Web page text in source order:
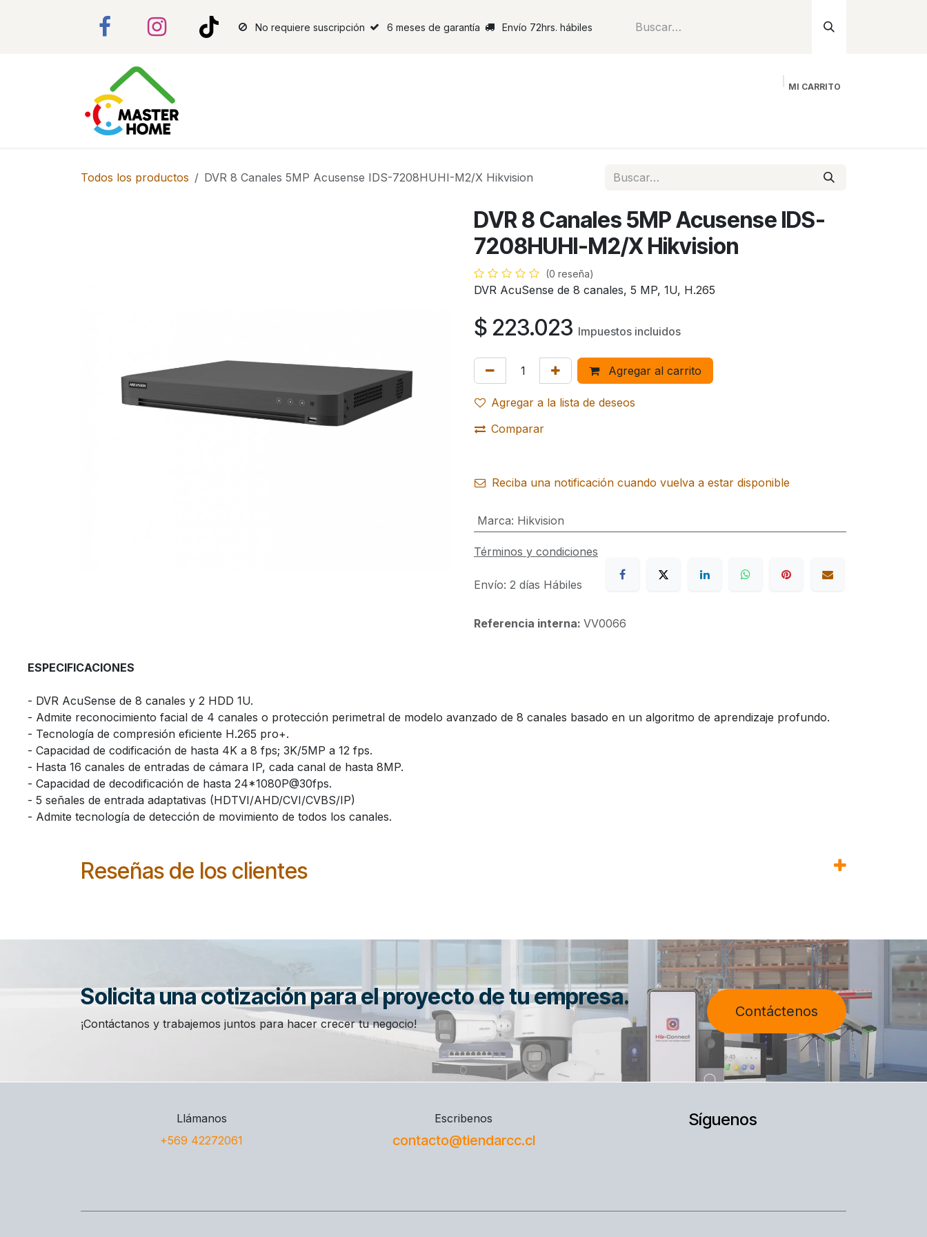
No requiere suscripción 6 meses de garantía Envío 72hrs. hábiles
MI CARRITO
Todos los productos DVR 8 Canales 5MP Acusense IDS-7208HUHI-M2/X Hikvision
DVR 8 Canales 5MP Acusense IDS-
7208HUHI-M2/X Hikvision
(0 reseña)
DVR AcuSense de 8 canales, 5 MP, 1U, H.265
$ 223.023 Impuestos incluidos
Agregar al carrito
Agregar a la lista de deseos
Comparar
Reciba una notificación cuando vuelva a estar disponible
Marca: Hikvision
Términos y condiciones
Envío: 2 días Hábiles
Referencia interna: VV0066
​ESPECIFICACIONES
​- DVR AcuSense de 8 canales y 2 HDD 1U.
​- Admite reconocimiento facial de 4 canales o protección perimetral de modelo avanzado de 8 canales basado en un algoritmo de aprendizaje profundo.
​- Tecnología de compresión eficiente H.265 pro+.
​- Capacidad de codificación de hasta 4K a 8 fps; 3K/5MP a 12 fps.
​- Hasta 16 canales de entradas de cámara IP, cada canal de hasta 8MP.
​- Capacidad de decodificación de hasta 24*1080P@30fps.
​- 5 señales de entrada adaptativas (HDTVI/AHD/CVI/CVBS/IP)
​- Admite tecnología de detección de movimiento de todos los canales.
Reseñas de los clientes
Solicita una cotización para el proyecto de tu empresa.
¡Contáctanos y trabajemos juntos para hacer crecer tu negocio!
Contáctenos
Llámanos
+569 42272061
Escribenos
contacto@tiendarcc.cl
Síguenos